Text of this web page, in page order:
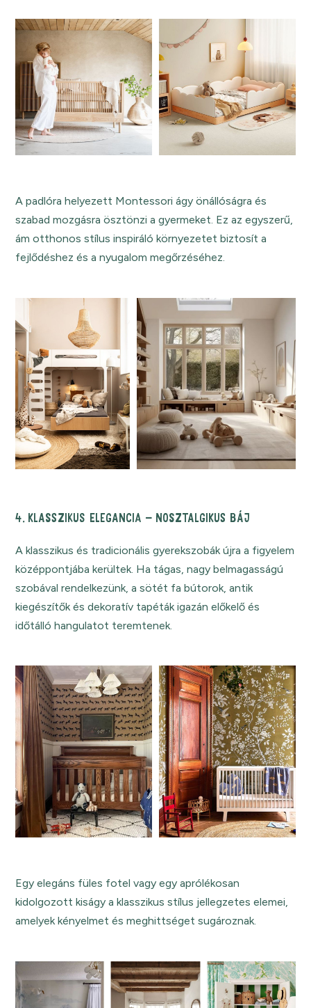
A padlóra helyezett Montessori ágy önállóságra és
szabad mozgásra ösztönzi a gyermeket. Ez az egyszerű,
ám otthonos stílus inspiráló környezetet biztosít a
fejlődéshez és a nyugalom megőrzéséhez.
4. KLASSZIKUS ELEGANCIA – NOSZTALGIKUS BÁJ
A klasszikus és tradicionális gyerekszobák újra a figyelem
középpontjába kerültek. Ha tágas, nagy belmagasságú
szobával rendelkezünk, a sötét fa bútorok, antik
kiegészítők és dekoratív tapéták igazán előkelő és
időtálló hangulatot teremtenek.
Egy elegáns füles fotel vagy egy aprólékosan
kidolgozott kiságy a klasszikus stílus jellegzetes elemei,
amelyek kényelmet és meghittséget sugároznak.